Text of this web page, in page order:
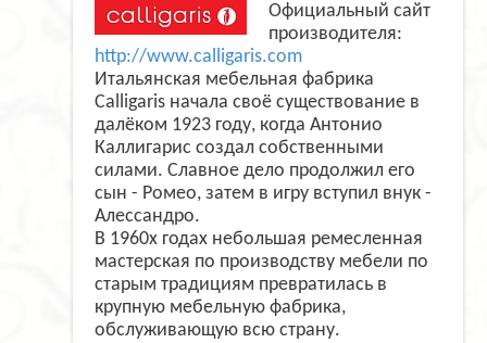
Официальный сайт
производителя:
http://www.calligaris.com
Итальянская мебельная фабрика
Calligaris начала своё существование в
далёком 1923 году, когда Антонио
Каллигарис создал собственными
силами. Славное дело продолжил его
сын - Ромео, затем в игру вступил внук -
Алессандро.
В 1960х годах небольшая ремесленная
мастерская по производству мебели по
старым традициям превратилась в
крупную мебельную фабрика,
обслуживающую всю страну.